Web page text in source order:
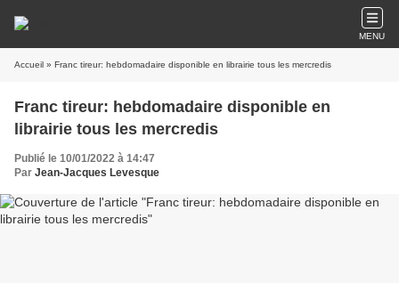
MENU
Accueil » Franc tireur: hebdomadaire disponible en librairie tous les mercredis
Franc tireur: hebdomadaire disponible en
librairie tous les mercredis
Publié le 10/01/2022 à 14:47
Par Jean-Jacques Levesque